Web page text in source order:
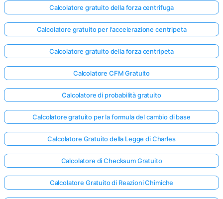
Calcolatore gratuito della forza centrifuga
Calcolatore gratuito per l'accelerazione centripeta
Calcolatore gratuito della forza centripeta
Calcolatore CFM Gratuito
Calcolatore di probabilità gratuito
Calcolatore gratuito per la formula del cambio di base
Calcolatore Gratuito della Legge di Charles
Calcolatore di Checksum Gratuito
Calcolatore Gratuito di Reazioni Chimiche